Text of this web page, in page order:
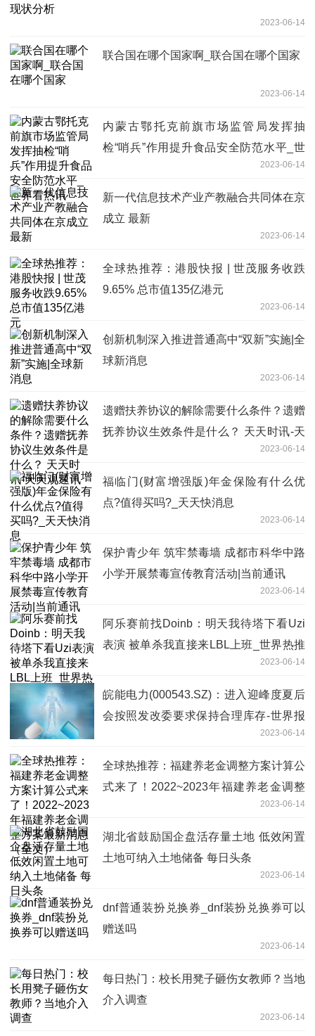
2023-06-14
联合国在哪个国家啊_联合国在哪个国家
2023-06-14
内蒙古鄂托克前旗市场监管局发挥抽
检“哨兵”作用提升食品安全防范水平_世
2023-06-14
新一代信息技术产业产教融合共同体在京
成立 最新
2023-06-14
全球热推荐：港股快报 | 世茂服务收跌
9.65% 总市值135亿港元
2023-06-14
创新机制深入推进普通高中“双新”实施|全
球新消息
2023-06-14
遗赠扶养协议的解除需要什么条件？遗赠
抚养协议生效条件是什么？ 天天时讯-天
2023-06-14
福临门(财富增强版)年金保险有什么优
点?值得买吗?_天天快消息
2023-06-14
保护青少年 筑牢禁毒墙 成都市科华中路
小学开展禁毒宣传教育活动|当前通讯
2023-06-14
阿乐赛前找Doinb：明天我待塔下看Uzi
表演 被单杀我直接来LBL上班_世界热推
2023-06-14
皖能电力(000543.SZ)：进入迎峰度夏后
会按照发改委要求保持合理库存-世界报
2023-06-14
全球热推荐：福建养老金调整方案计算公
式来了！2022~2023年福建养老金调整
2023-06-14
湖北省鼓励国企盘活存量土地 低效闲置
土地可纳入土地储备 每日头条
2023-06-14
dnf普通装扮兑换券_dnf装扮兑换券可以
赠送吗
2023-06-14
每日热门：校长用凳子砸伤女教师？当地
介入调查
2023-06-14